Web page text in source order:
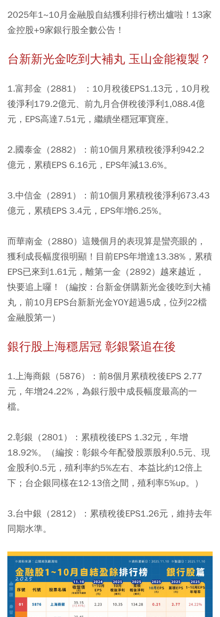
2025年1~10月金融股自結獲利排行榜出爐啦！13家
金控股+9家銀行股全數公告！
台新新光金吃到大補丸 玉山金能複製？
1.富邦金（2881） ： 10月稅後EPS1.13元，10月稅
後淨利179.2億元、前九月合併稅後淨利1,088.4億
元，EPS高達7.51元，繼續坐穩冠軍寶座。
2.國泰金（2882）： 前10個月累積稅後淨利942.2
億元，累積EPS 6.16元，EPS年減13.6%。
3.中信金（2891）： 前10個月累積稅後淨利673.43
億元，累積EPS 3.4元，EPS年增6.25%。
而華南金（2880）這幾個月的表現算是蠻亮眼的，
獲利成長幅度很明顯！目前EPS年增達13.38%，累積
EPS已來到1.61元，離第一金（2892）越來越近，
快要追上囉！（編按：台新金併購新光金後吃到大補
丸，前10月EPS台新新光金YOY超過5成，位列22檔
金融股第一）
銀行股上海穩居冠 彰銀緊追在後
1.上海商銀（5876）： 前8個月累積稅後EPS 2.77
元，年增24.22%，為銀行股中成長幅度最高的一
檔。
2.彰銀（2801）： 累積稅後EPS 1.32元，年增
18.92%。（編按：彰銀今年配發股票股利0.5元、現
金股利0.5元，殖利率約5%左右、本益比約12倍上
下；台企銀同樣在12-13倍之間，殖利率5%up。）
3.台中銀（2812）： 累積稅後EPS1.26元，維持去年
同期水準。